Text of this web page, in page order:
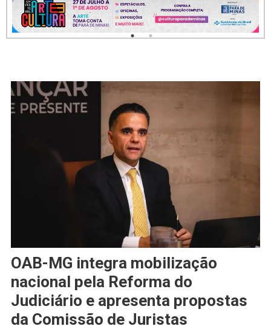
OAB-MG integra mobilização
nacional pela Reforma do
Judiciário e apresenta propostas
da Comissão de Juristas